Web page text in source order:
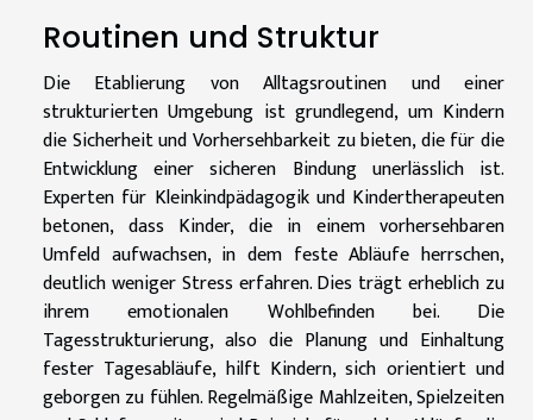
Routinen und Struktur
Die Etablierung von Alltagsroutinen und einer
strukturierten Umgebung ist grundlegend, um Kindern
die Sicherheit und Vorhersehbarkeit zu bieten, die für die
Entwicklung einer sicheren Bindung unerlässlich ist.
Experten für Kleinkindpädagogik und Kindertherapeuten
betonen, dass Kinder, die in einem vorhersehbaren
Umfeld aufwachsen, in dem feste Abläufe herrschen,
deutlich weniger Stress erfahren. Dies trägt erheblich zu
ihrem emotionalen Wohlbefinden bei. Die
Tagesstrukturierung, also die Planung und Einhaltung
fester Tagesabläufe, hilft Kindern, sich orientiert und
geborgen zu fühlen. Regelmäßige Mahlzeiten, Spielzeiten